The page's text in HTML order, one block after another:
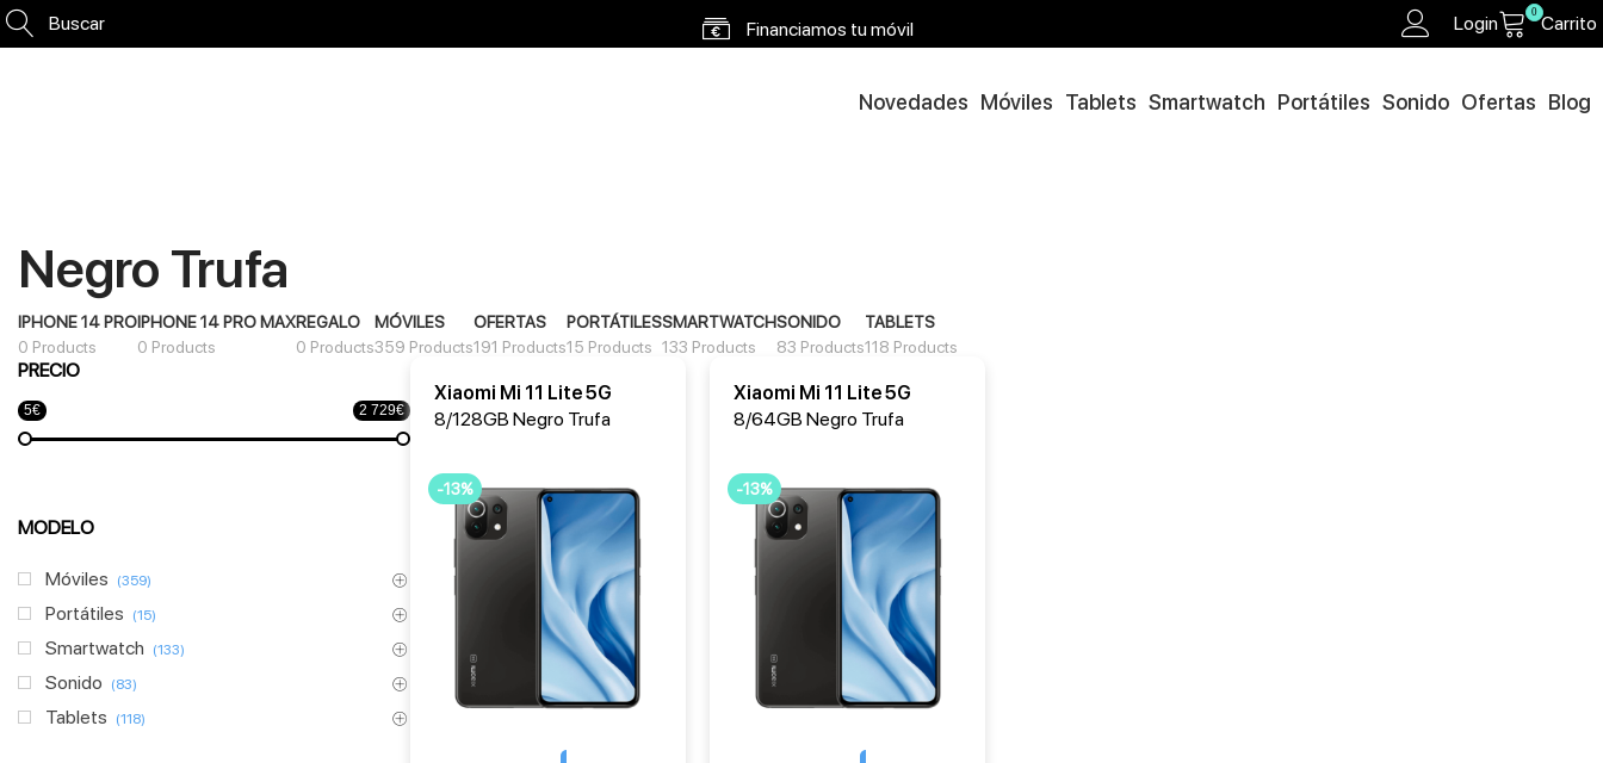
Buscar Financiamos tu móvil Login 0 Carrito
Novedades Móviles Tablets Smartwatch Portátiles Sonido Ofertas Blog
Negro Trufa
IPHONE 14 PRO
0 Products
IPHONE 14 PRO MAX
0 Products
REGALO
0 Products
MÓVILES
359 Products
OFERTAS
191 Products
PORTÁTILES
15 Products
SMARTWATCH
133 Products
SONIDO
83 Products
TABLETS
118 Products
PRECIO
5€ 2 729€
MODELO
Móviles (359)
Portátiles (15)
Smartwatch (133)
Sonido (83)
Tablets (118)
Xiaomi Mi 11 Lite 5G
8/128GB Negro Trufa
-13%
Xiaomi Mi 11 Lite 5G
8/64GB Negro Trufa
-13%